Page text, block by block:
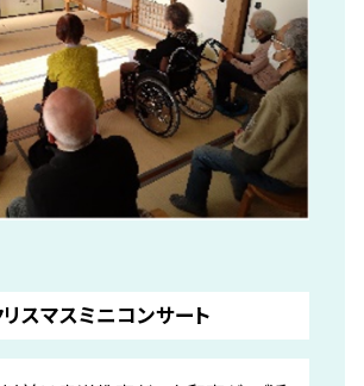
リスマスミニコンサート